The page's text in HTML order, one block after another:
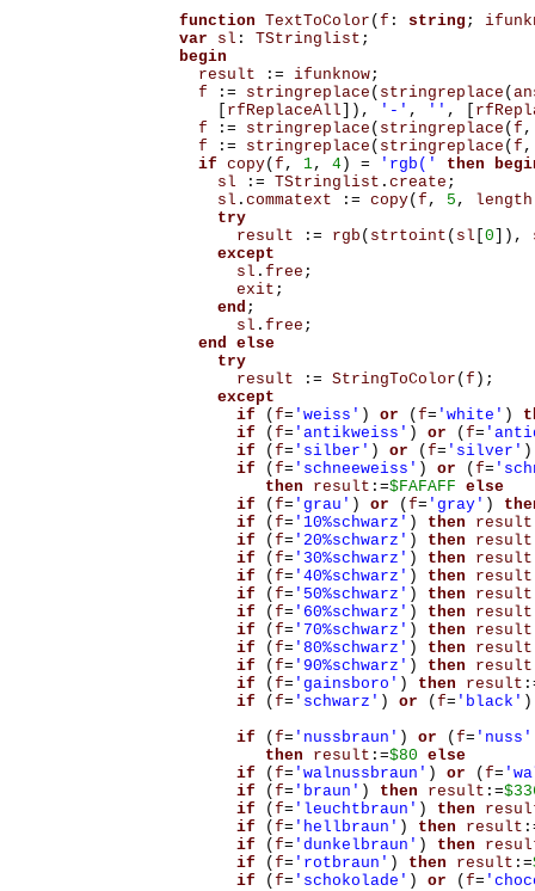
function TextToColor ( f : string ;
var
sl : TStringlist ;
begin
result
:= ifunknow;
f
:= stringreplace ( stringreplace (
rfReplaceAll ]), '-' , '' ,
f
:= stringreplace ( stringreplace ( f ,
f
:= stringreplace ( stringreplace ( f ,
if copy( f , 1, 4 ) = 'rgb(' then
sl
:= TStringlist . create ;
sl . commatext := copy( f , 5 , length
try
result
:= rgb ( strtoint ( sl 0 ]),
except
sl . free ;
exit ;
end ;
sl . free ;
end else
try
result
:= StringToColor ( f );
except
if
( f= 'weiss' ) or ( f= 'white' )
if
( f= 'antikweiss' ) or ( f=
if
( f= 'silber' ) or ( f= 'silver' )
if
( f= 'schneeweiss' ) or ( f=
then
result :=$FAFAFF else
if
( f= 'grau' ) or ( f= 'gray' )
if
( f= '10%schwarz' ) then result
if
( f= '20%schwarz' ) then result
if
( f= '30%schwarz' ) then result
if
( f= '40%schwarz' ) then result
if
( f= '50%schwarz' ) then result
if
( f= '60%schwarz' ) then result
if
( f= '70%schwarz' ) then result
if
( f= '80%schwarz' ) then result
if
( f= '90%schwarz' ) then result
if
( f= 'gainsboro' ) then result
if
( f= 'schwarz' ) or ( f= 'black' )
if
( f= 'nussbraun' ) or ( f= 'nuss'
then
result :=$80 else
if
( f= 'walnussbraun' ) or ( f=
if
( f= 'braun' ) then result :=
if
( f= 'leuchtbraun' ) then
if
( f= 'hellbraun' ) then result
if
( f= 'dunkelbraun' ) then
if
( f= 'rotbraun' ) then result :=
if
( f= 'schokolade' ) or ( f=